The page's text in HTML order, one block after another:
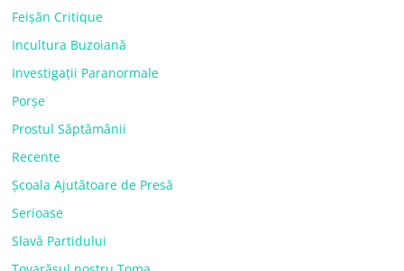
Feișăn Critique
Incultura Buzoiană
Investigații Paranormale
Porșe
Prostul Săptămânii
Recente
Școala Ajutătoare de Presă
Serioase
Slavă Partidului